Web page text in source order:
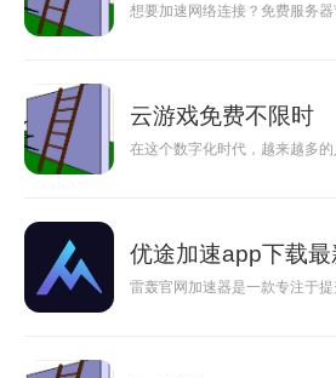
想要加速网络连接？免费服务
云游戏免费不限时
在这个数字化时代，越来越多
优途加速app下载最
雷轰官网加速器是一款专注于